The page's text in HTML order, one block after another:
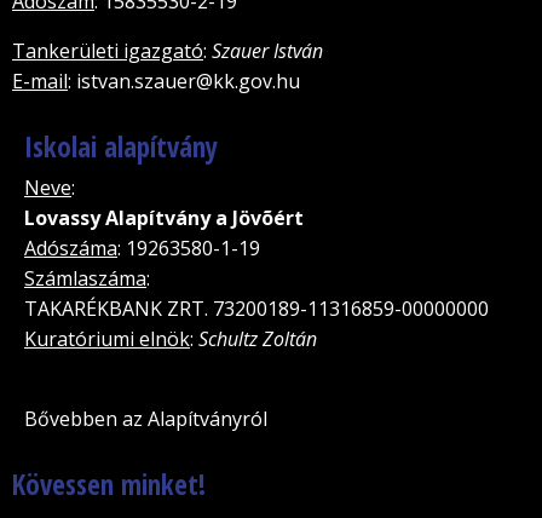
Tankerületi igazgató: Szauer István
E-mail: istvan.szauer@kk.gov.hu
Iskolai alapítvány
Neve:
Lovassy Alapítvány a Jövõért
Adószáma: 19263580-1-19
Számlaszáma:
TAKARÉKBANK ZRT. 73200189-11316859-00000000
Kuratóriumi elnök: Schultz Zoltán
Bővebben az Alapítványról
Kövessen minket!